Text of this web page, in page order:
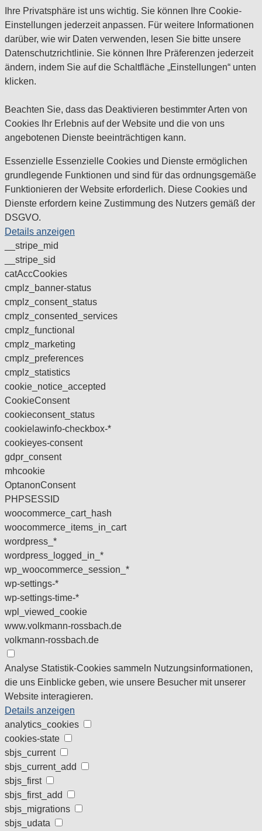
Ihre Privatsphäre ist uns wichtig. Sie können Ihre Cookie-
Einstellungen jederzeit anpassen. Für weitere Informationen
darüber, wie wir Daten verwenden, lesen Sie bitte unsere
Datenschutzrichtlinie. Sie können Ihre Präferenzen jederzeit
ändern, indem Sie auf die Schaltfläche „Einstellungen“ unten
klicken.
Beachten Sie, dass das Deaktivieren bestimmter Arten von
Cookies Ihr Erlebnis auf der Website und die von uns
angebotenen Dienste beeinträchtigen kann.
Essenzielle Essenzielle Cookies und Dienste ermöglichen
grundlegende Funktionen und sind für das ordnungsgemäße
Funktionieren der Website erforderlich. Diese Cookies und
Dienste erfordern keine Zustimmung des Nutzers gemäß der
DSGVO.
Details anzeigen
__stripe_mid
__stripe_sid
catAccCookies
cmplz_banner-status
cmplz_consent_status
cmplz_consented_services
cmplz_functional
cmplz_marketing
cmplz_preferences
cmplz_statistics
cookie_notice_accepted
CookieConsent
cookieconsent_status
cookielawinfo-checkbox-*
cookieyes-consent
gdpr_consent
mhcookie
OptanonConsent
PHPSESSID
woocommerce_cart_hash
woocommerce_items_in_cart
wordpress_*
wordpress_logged_in_*
wp_woocommerce_session_*
wp-settings-*
wp-settings-time-*
wpl_viewed_cookie
www.volkmann-rossbach.de
volkmann-rossbach.de
Analyse Statistik-Cookies sammeln Nutzungsinformationen,
die uns Einblicke geben, wie unsere Besucher mit unserer
Website interagieren.
Details anzeigen
analytics_cookies
cookies-state
sbjs_current
sbjs_current_add
sbjs_first
sbjs_first_add
sbjs_migrations
sbjs_udata